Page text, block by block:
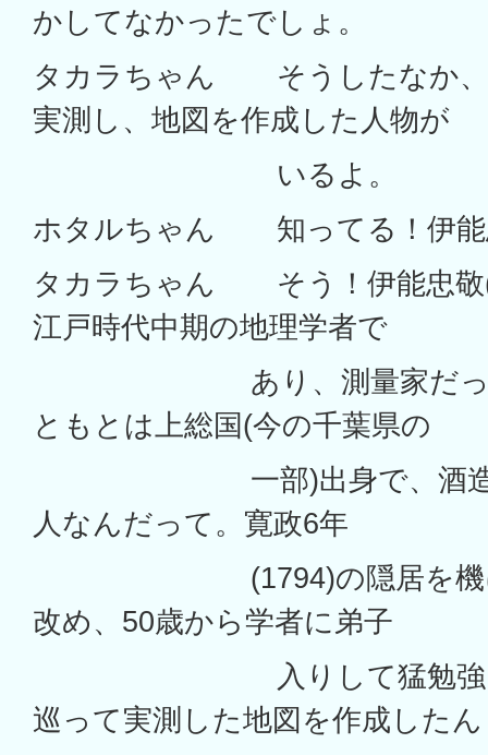
かしてなかったでしょ。
タカラちゃん そうしたなか、
実測し、地図を作成した人物が
いるよ。
ホタルちゃん 知ってる！伊能
タカラちゃん そう！伊能忠敬
江戸時代中期の地理学者で
あり、測量家だった人
ともとは上総国(今の千葉県の
一部)出身で、酒造り
人なんだって。寛政6年
(1794)の隠居を機に通
改め、50歳から学者に弟子
入りして猛勉強して
巡って実測した地図を作成したん